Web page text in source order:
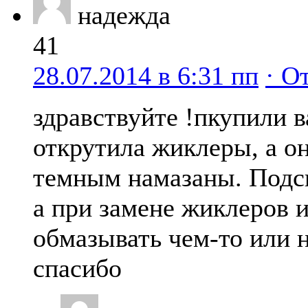
надежда
41
28.07.2014 в 6:31 пп ·
здравствуйте !пкупили
открутила жиклеры, а
темным намазаны.
а при замене жиклеров
обмазывать чем-то или
спасибо